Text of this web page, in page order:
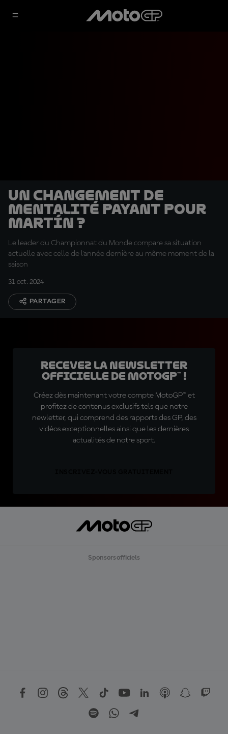
Un changement de
mentalité payant pour
Martín ?
Le leader du Championnat du Monde compare sa situation
actuelle avec celle de l'année dernière au même moment de la
saison
31 oct. 2024
PARTAGER
Recevez la Newsletter
officielle de MotoGP™ !
Créez dès maintenant votre compte MotoGP™ et
profitez de contenus exclusifs tels que notre
newletter, qui comprend des rapports des GP, des
vidéos exceptionnelles ainsi que les dernières
actualités de notre sport.
Sponsors officiels